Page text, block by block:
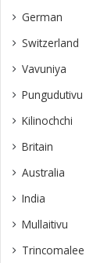
German
Switzerland
Vavuniya
Pungudutivu
Kilinochchi
Britain
Australia
India
Mullaitivu
Trincomalee